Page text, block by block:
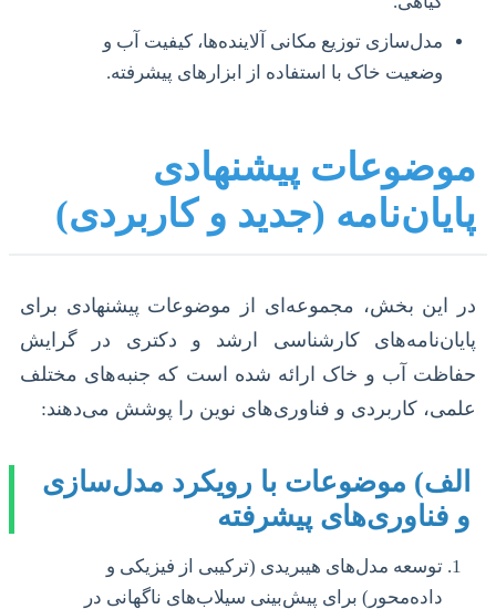
مدل‌سازی توزیع مکانی آلاینده‌ها، کیفیت آب و
وضعیت خاک با استفاده از ابزارهای پیشرفته.
موضوعات پیشنهادی
پایان‌نامه (جدید و کاربردی)
در این بخش، مجموعه‌ای از موضوعات پیشنهادی برای
پایان‌نامه‌های کارشناسی ارشد و دکتری در گرایش
حفاظت آب و خاک ارائه شده است که جنبه‌های مختلف
علمی، کاربردی و فناوری‌های نوین را پوشش می‌دهند:
الف) موضوعات با رویکرد مدل‌سازی
و فناوری‌های پیشرفته
توسعه مدل‌های هیبریدی (ترکیبی از فیزیکی و
داده‌محور) برای پیش‌بینی سیلاب‌های ناگهانی در